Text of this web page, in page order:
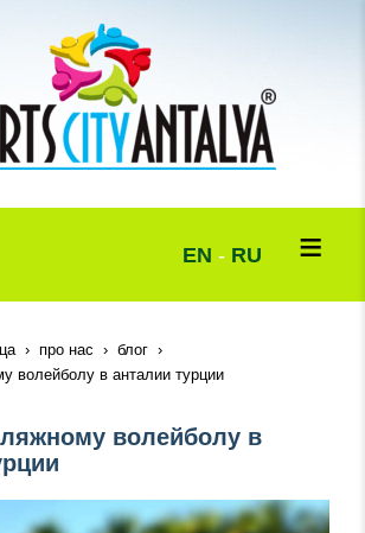
EN - RU
про нас
блог
волейболу в анталии турции
волейболу в